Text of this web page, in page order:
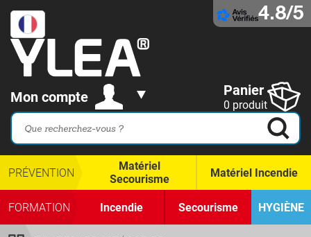
4.8/5
Mon compte Panier
0 produit
PRÉVENTION
Matériel
Secourisme
Matériel Incendie
FORMATION Incendie Secourisme HYGIÈNE